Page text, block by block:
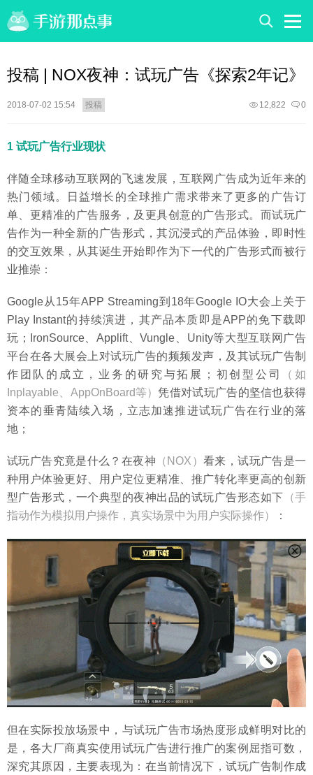
投稿 | NOX夜神：试玩广告《探索2年记》
2018-07-02 15:54 投稿 0
12,822
1 试玩广告行业现状
伴随全球移动互联网的飞速发展，互联网广告成为近年来的
热门领域。日益增长的全球推广需求带来了更多的广告订
单、更精准的广告服务，及更具创意的广告形式。而试玩广
告作为一种全新的广告形式，其沉浸式的产品体验，即时性
的交互效果，从其诞生开始即作为下一代的广告形式而被行
业推崇：
Google从15年APP Streaming到18年Google IO大会上关于
Play Instant的持续演进，其产品本质即是APP的免下载即
玩；IronSource、Applift、Vungle、Unity等大型互联网广告
平台在各大展会上对试玩广告的频频发声，及其试玩广告制
作团队的成立，业务的研究与拓展；初创型公司
（如
Inplayable、AppOnBoard等）凭借对试玩广告的坚信也获得
资本的垂青陆续入场，立志加速推进试玩广告在行业的落
地；
试玩广告究竟是什么？在夜神 （NOX） 看来，试玩广告是一
种用户体验更好、用户定位更精准、推广转化率更高的创新
型广告形式，一个典型的夜神出品的试玩广告形态如下 （手
指动作为模拟用户操作，真实场景中为用户实际操作）
：
但在实际投放场景中，与试玩广告市场热度形成鲜明对比的
是，各大厂商真实使用试玩广告进行推广的案例屈指可数，
深究其原因，主要表现为：在当前情况下，试玩广告制作成